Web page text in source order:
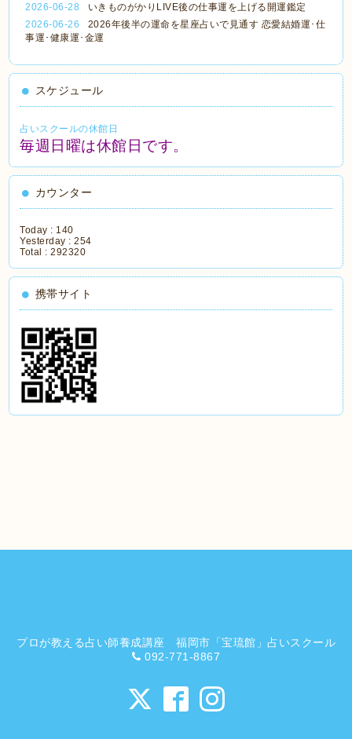
2026-06-28
いきものがかりLIVE後の仕事運を上げる開運鑑定
2026-06-26
2026年後半の運命を星座占いで見通す 恋愛結婚運･仕
事運･健康運･金運
スケジュール
占いスクールの休館日
毎週日曜は休館日です。
カウンター
Today : 140
Yesterday :254
Total :292320
携帯サイト
プロが教える占い師養成講座 福岡市「宝琉館」占いスクール
092-771-8867